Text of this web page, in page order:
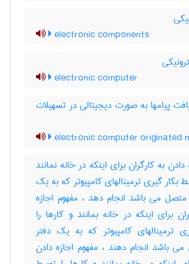
electronic components
electronic computer
پیامها به صورت دیجیتالی در تسهیلات
electronic computer originated
دادن به کارگران برای اینکه در خانه نمانند
بکار گیری ترمینالهای کامپیوتر که به یک
می باشد انجام دهد ، مفهوم اجازه
برای اینکه در خانه بمانند و کارها را
ترمینالهای کامپیوتر که به یک دفتر
باشد انجام دهند ، مفهوم اجازه دادن